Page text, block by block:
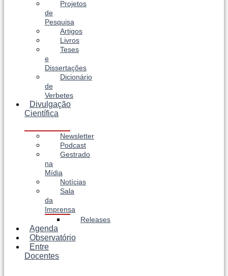
Projetos
de
Pesquisa
Artigos
Livros
Teses
e
Dissertações
Dicionário
de
Verbetes
Divulgação
Científica
Newsletter
Podcast
Gestrado
na
Mídia
Notícias
Sala
da
Imprensa
Releases
Agenda
Observatório
Entre
Docentes